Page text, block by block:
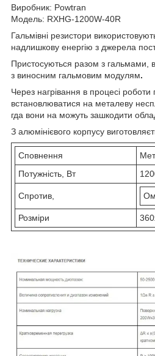
Виробник: Powtran
Модель: RXHG-1200W-40R
Гальмівні резистори
надлишкову енергію з джерела
Пристосуються разом з гальмами,
з виносним гальмовим модулям.
Через нагрівання в процесі роботи
встановлюватися на металеву
гда вони на можуть зашкодити
З алюмінієвого корпусу
Сповнення
Потужність, Вт
Спротив, Ом
Розміри